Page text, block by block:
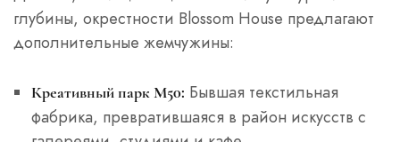
глубины, окрестности Blossom House предлагают
дополнительные жемчужины:
Креативный парк М50: Бывшая текстильная
фабрика, превратившаяся в район искусств с